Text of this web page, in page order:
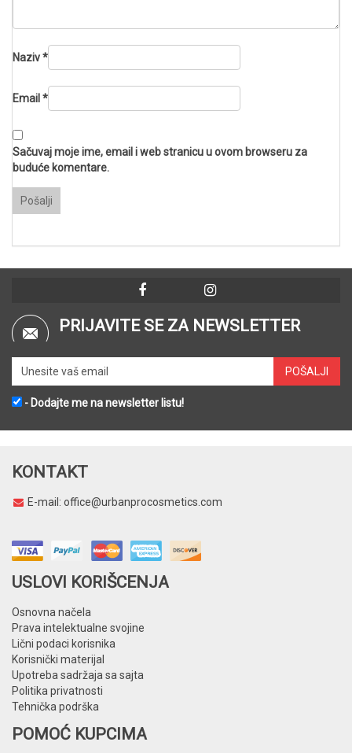
Naziv*
Email *
Sačuvaj moje ime, email i web stranicu u ovom browseru za
buduće komentare.
PRIJAVITE SE ZA NEWSLETTER
- Dodajte me na newsletter listu!
KONTAKT
E-mail: office@urbanprocosmetics.com
USLOVI KORIŠCENJA
Osnovna načela
Prava intelektualne svojine
Lični podaci korisnika
Korisnički materijal
Upotreba sadržaja sa sajta
Politika privatnosti
Tehnička podrška
POMOĆ KUPCIMA